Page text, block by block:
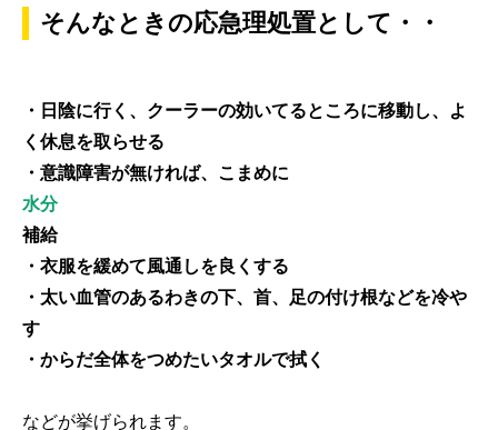
そんなときの応急理処置として・・
・日陰に行く、クーラーの効いてるところに移動し、よ
く休息を取らせる
・意識障害が無ければ、こまめに
水分
補給
・衣服を緩めて風通しを良くする
・太い血管のあるわきの下、首、足の付け根などを冷や
す
・からだ全体をつめたいタオルで拭く
などが挙げられます。